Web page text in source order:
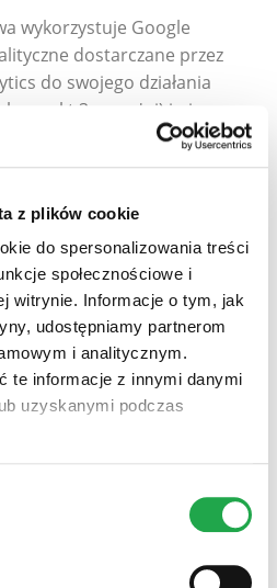
z plików cookie
do spersonalizowania treści
społecznościowe i
witrynie. Informacje o tym, jak
udostępniamy partnerom
i analitycznym.
te informacje z innymi danymi
uzyskanymi podczas
wykorzystuje Google
dostarczane przez
do swojego działania
punkt 3 powyżej) i nie
Państwa
przez Cookies z reguły
Google w USA i tam
internetowej usługa
poszerzona o funkcję
Państwa
możliwość odniesienia do
tej funkcji Państwa pełny
na dysku. W
adres IP zostaje
lub innych państw
Obszaru Gospodarczego.
adres IP i tam zostaje